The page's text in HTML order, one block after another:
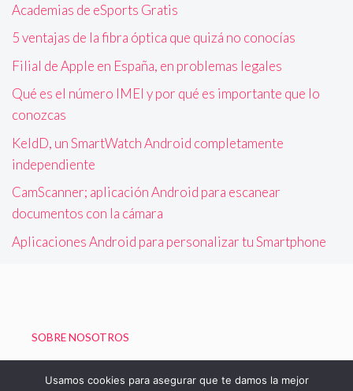
Academias de eSports Gratis
5 ventajas de la fibra óptica que quizá no conocías
Filial de Apple en España, en problemas legales
Qué es el número IMEI y por qué es importante que lo
conozcas
KeldD, un SmartWatch Android completamente
independiente
CamScanner; aplicación Android para escanear
documentos con la cámara
Aplicaciones Android para personalizar tu Smartphone
SOBRE NOSOTROS
Usamos cookies para asegurar que te damos la mejor